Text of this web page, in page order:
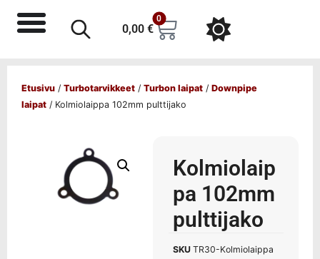
0,00 €
0
Etusivu / Turbotarvikkeet / Turbon laipat / Downpipe
laipat / Kolmiolaippa 102mm pulttijako
Kolmiolaip
pa 102mm
pulttijako
SKU TR30-Kolmiolaippa